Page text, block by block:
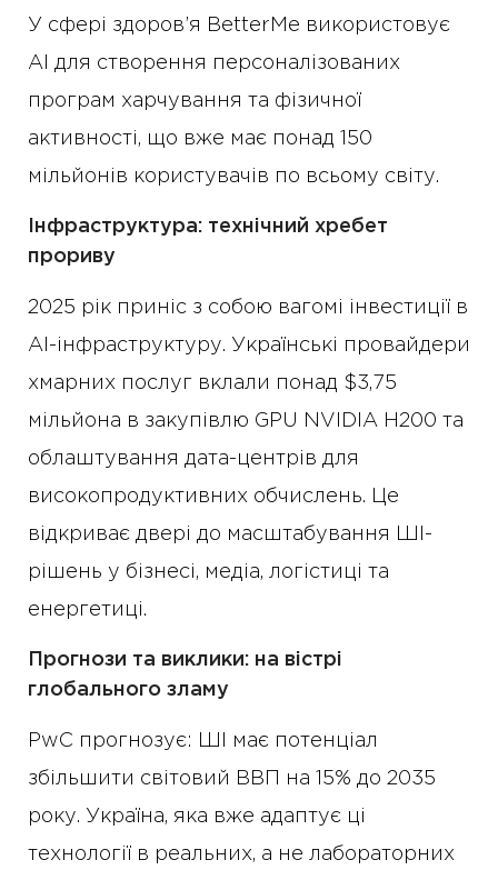
У сфері здоров’я BetterMe використовує
AI для створення персоналізованих
програм харчування та фізичної
активності, що вже має понад 150
мільйонів користувачів по всьому світу.
Інфраструктура: технічний хребет
прориву
2025 рік приніс з собою вагомі інвестиції в
AI-інфраструктуру. Українські провайдери
хмарних послуг вклали понад $3,75
мільйона в закупівлю GPU NVIDIA H200 та
облаштування дата-центрів для
високопродуктивних обчислень. Це
відкриває двері до масштабування ШІ-
рішень у бізнесі, медіа, логістиці та
енергетиці.
Прогнози та виклики: на вістрі
глобального зламу
PwC прогнозує: ШІ має потенціал
збільшити світовий ВВП на 15% до 2035
року. Україна, яка вже адаптує ці
технології в реальних, а не лабораторних